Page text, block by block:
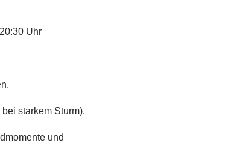
Uhr
starkem Sturm).
und